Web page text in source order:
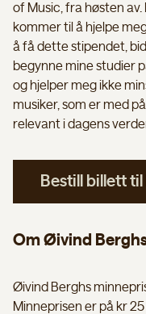
of Music, fra høsten
kommer til å hjelpe
å få dette stipendet,
begynne mine studier
og hjelper meg ikke
musiker, som er med
relevant i dagens
Om Øivind
Øivind Berghs
Minneprisen er på kr